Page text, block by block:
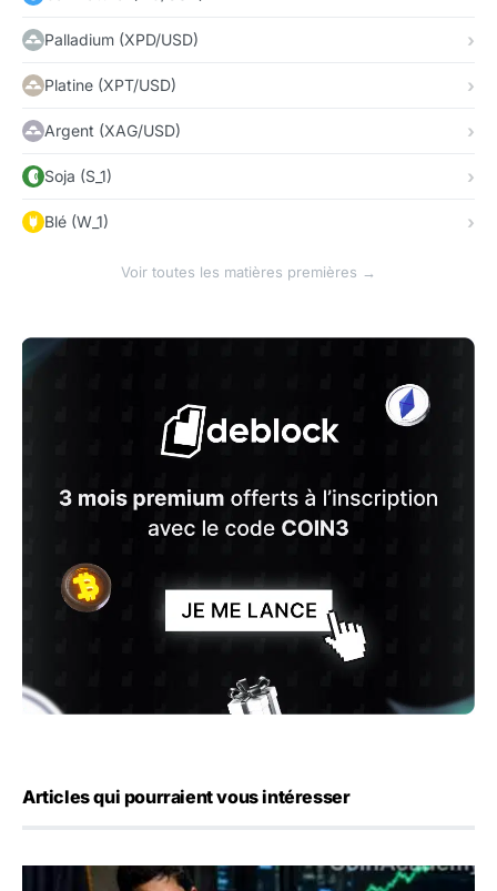
Palladium (XPD/USD)
Platine (XPT/USD)
Argent (XAG/USD)
Soja (S_1)
Blé (W_1)
Voir toutes les matières premières →
Articles qui pourraient vous intéresser
Emploi américain : 23 000 postes détruits en juillet, les